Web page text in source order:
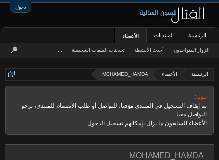
دخول
الرئيسية الأعضاء MOHAMED_HAMDA
تنويه:
تم إيقاف التسجيل في المنتدى مؤقتا، للتواصل أو طلب الانضمام للمنتدى، نرجو
التواصل معنا.
الأعضاء السابقون ما يزال بإمكانهم تسجيل الدخول.
MOHAMED_HAMDA
الرئيسية المنتديات الأعضاء
الزوار المتواجدون أحدث الأنشطة تحديثات الملفات الشخصية